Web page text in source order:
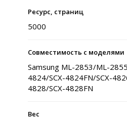
Ресурс, страниц
5000
Совместимость с моделями
Samsung ML-2853/ML-
4824/SCX-4824FN/SCX-
4828/SCX-4828FN
Вес